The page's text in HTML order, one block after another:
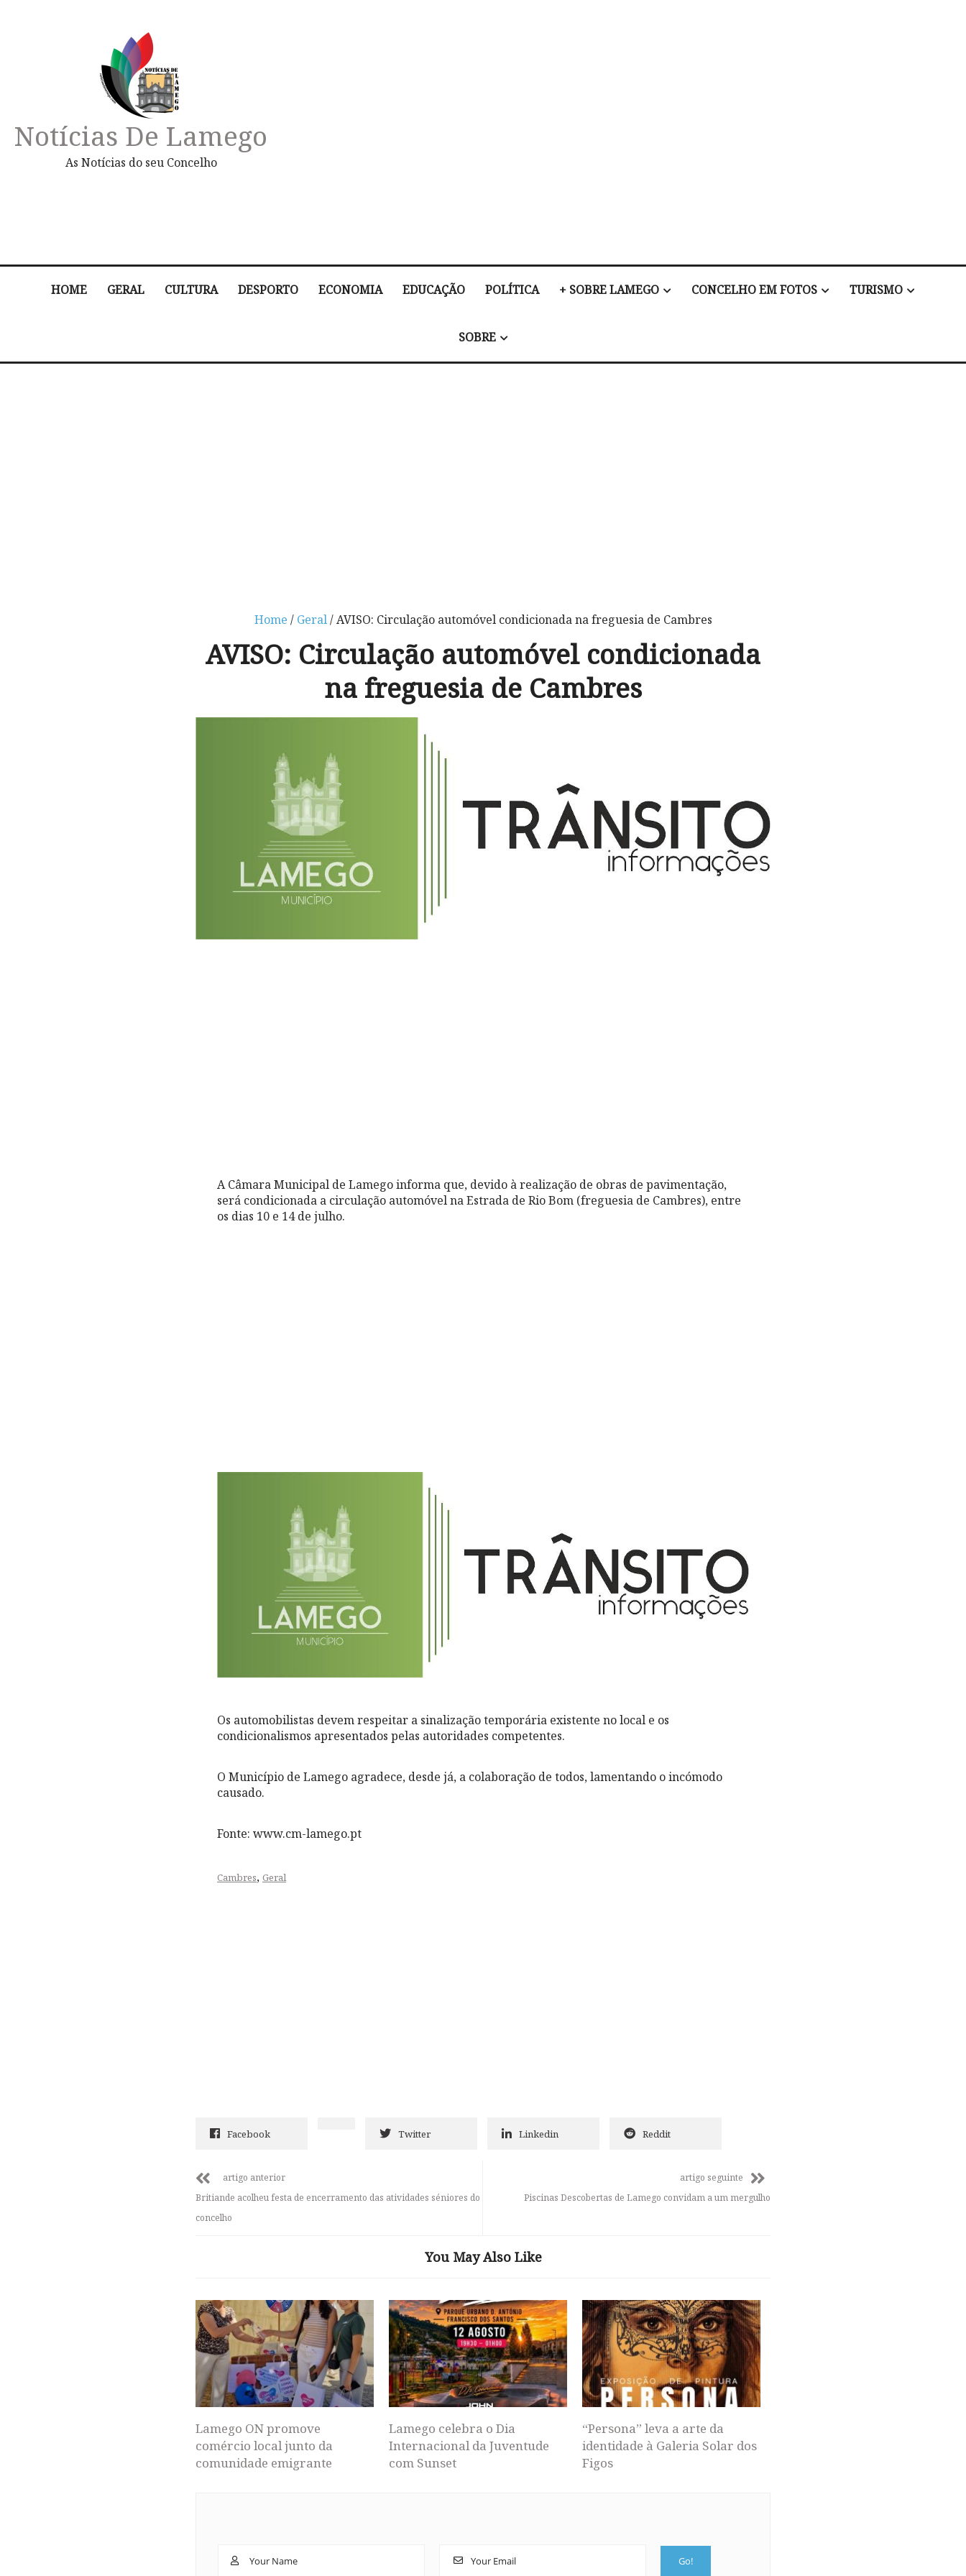
Notícias De Lamego
As Notícias do seu Concelho
HOME GERAL CULTURA DESPORTO ECONOMIA EDUCAÇÃO POLÍTICA + SOBRE LAMEGO CONCELHO EM FOTOS TURISMO
SOBRE
Home / Geral/ AVISO: Circulação automóvel condicionada na freguesia de Cambres
AVISO: Circulação automóvel condicionada
na freguesia de Cambres
A Câmara Municipal de Lamego informa que, devido à realização de obras de pavimentação,
será condicionada a circulação automóvel na Estrada de Rio Bom (freguesia de Cambres), entre
os dias 10 e 14 de julho.
Os automobilistas devem respeitar a sinalização temporária existente no local e os
condicionalismos apresentados pelas autoridades competentes.
O Município de Lamego agradece, desde já, a colaboração de todos, lamentando o incómodo
causado.
Fonte: www.cm-lamego.pt
Cambres, Geral
Facebook Twitter Linkedin Reddit
artigo anterior
Britiande acolheu festa de encerramento das atividades séniores do
concelho
artigo seguinte
Piscinas Descobertas de Lamego convidam a um mergulho
You May Also Like
Lamego ON promove
comércio local junto da
comunidade emigrante
Lamego celebra o Dia
Internacional da Juventude
com Sunset
“Persona” leva a arte da
identidade à Galeria Solar dos
Figos